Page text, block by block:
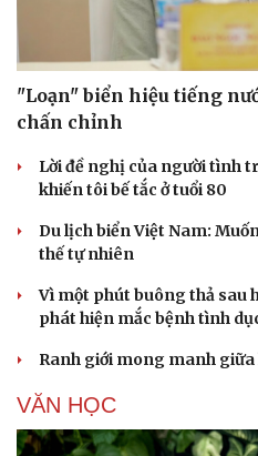
"Loạn" biển hiệu tiếng
chấn chỉnh
Lời đề nghị của người tình
khiến tôi bế tắc ở tuổi 80
Du lịch biển Việt Nam:
thế tự nhiên
Vì một phút buông thả sau
phát hiện mắc bệnh tình
Ranh giới mong manh giữa
VĂN HỌC